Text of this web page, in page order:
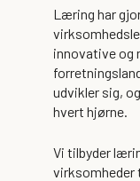
Læring har
innovative og
udvikler sig,
hvert hjørne.
Vi tilbyder
virksomheder